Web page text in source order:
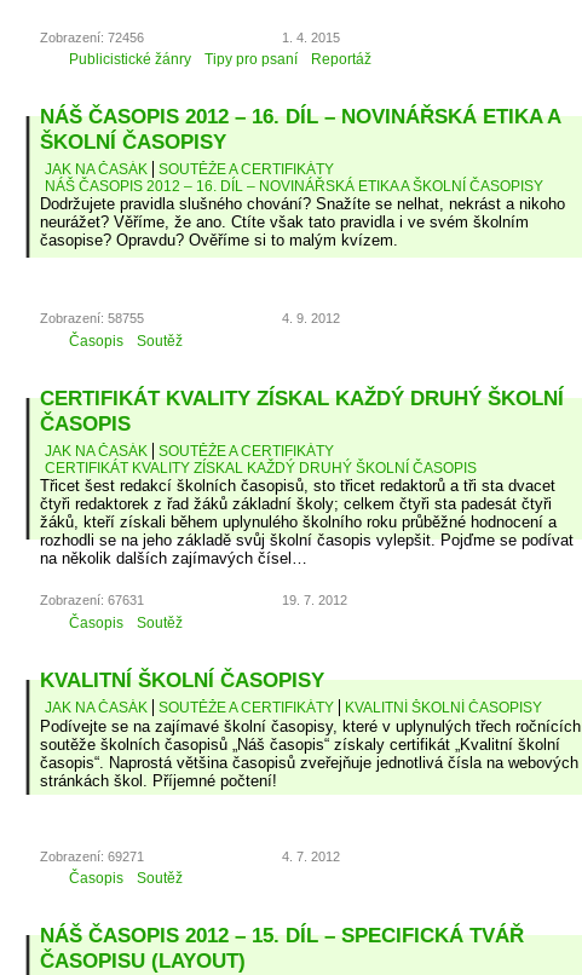
Zobrazení: 72456 1. 4. 2015
Publicistické žánry Tipy pro psaní Reportáž
NÁŠ ČASOPIS 2012 – 16. DÍL – NOVINÁŘSKÁ ETIKA A
ŠKOLNÍ ČASOPISY
JAK NA ČASÁK
SOUTĚŽE A CERTIFIKÁTY
NÁŠ ČASOPIS 2012 – 16. DÍL – NOVINÁŘSKÁ ETIKA A ŠKOLNÍ ČASOPISY
Dodržujete pravidla slušného chování? Snažíte se nelhat, nekrást a nikoho
neurážet? Věříme, že ano. Ctíte však tato pravidla i ve svém školním
časopise? Opravdu? Ověříme si to malým kvízem.
Zobrazení: 58755 4. 9. 2012
Časopis Soutěž
CERTIFIKÁT KVALITY ZÍSKAL KAŽDÝ DRUHÝ ŠKOLNÍ
ČASOPIS
JAK NA ČASÁK
SOUTĚŽE A CERTIFIKÁTY
CERTIFIKÁT KVALITY ZÍSKAL KAŽDÝ DRUHÝ ŠKOLNÍ ČASOPIS
Třicet šest redakcí školních časopisů, sto třicet redaktorů a tři sta dvacet
čtyři redaktorek z řad žáků základní školy; celkem čtyři sta padesát čtyři
žáků, kteří získali během uplynulého školního roku průběžné hodnocení a
rozhodli se na jeho základě svůj školní časopis vylepšit. Pojďme se podívat
na několik dalších zajímavých čísel…
Zobrazení: 67631 19. 7. 2012
Časopis Soutěž
KVALITNÍ ŠKOLNÍ ČASOPISY
JAK NA ČASÁK SOUTĚŽE A CERTIFIKÁTY KVALITNÍ ŠKOLNÍ ČASOPISY
Podívejte se na zajímavé školní časopisy, které v uplynulých třech ročnících
soutěže školních časopisů „Náš časopis“ získaly certifikát „Kvalitní školní
časopis“. Naprostá většina časopisů zveřejňuje jednotlivá čísla na webových
stránkách škol. Příjemné počtení!
Zobrazení: 69271 4. 7. 2012
Časopis Soutěž
NÁŠ ČASOPIS 2012 – 15. DÍL – SPECIFICKÁ TVÁŘ
ČASOPISU (LAYOUT)